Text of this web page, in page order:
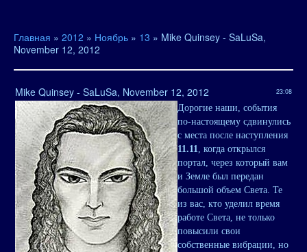
Главная » 2012 » Ноябрь » 13 » Mike Quinsey - SaLuSa,
November 12, 2012
23:08
Mike Quinsey - SaLuSa, November 12, 2012
Дорогие наши, события
по-настоящему сдвинулись
с места после наступления
11.11, когда открылся
портал, через который вам
и Земле был передан
большой объем Света. Те
из вас, кто уделил время
работе Света, не только
повысили свои
собственные вибрации, но